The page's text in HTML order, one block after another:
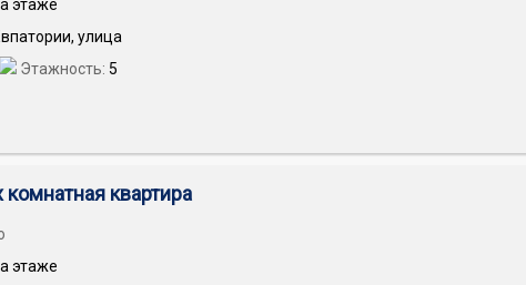
этаже
улица
Этажность: 5
квартира
этаже